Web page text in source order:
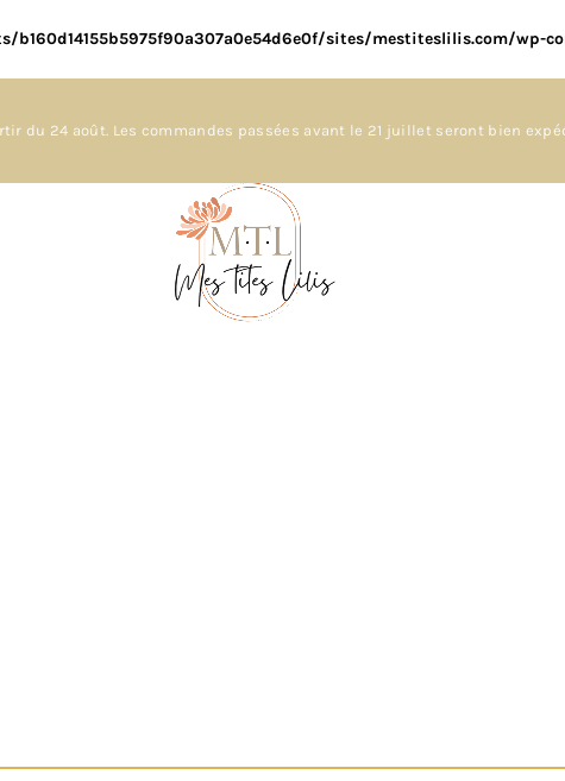
b160d14155b5975f90a307a0e54d6e0f/sites/mestiteslilis.com/wp-
du 24 août. Les commandes passées avant le 21 juillet seront bien